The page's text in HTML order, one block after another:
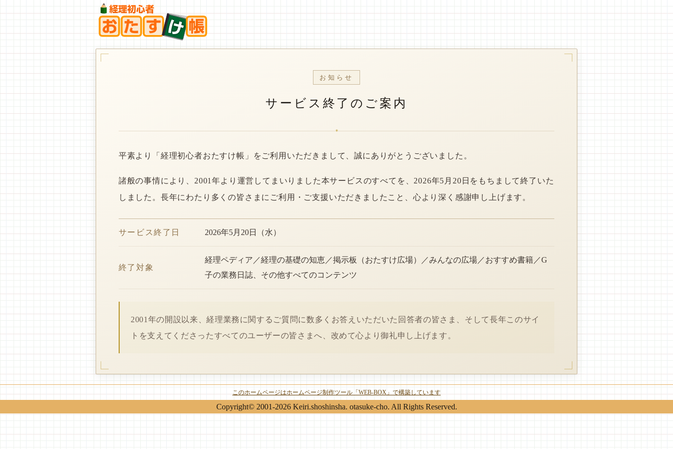
お知らせ
サービス終了のご案内
*
平素より「経理初心者おたすけ帳」をご利用いただきまして、誠にありがとうございました。
諸般の事情により、2001年より運営してまいりました本サービスのすべてを、2026年5月20日をもちまして終了いた
しました。長年にわたり多くの皆さまにご利用・ご支援いただきましたこと、心より深く感謝申し上げます。
サービス終了日 2026年5月20日（水）
終了対象
経理ペディア／経理の基礎の知恵／掲示板（おたすけ広場）／みんなの広場／おすすめ書籍／G
子の業務日誌、その他すべてのコンテンツ
2001年の開設以来、経理業務に関するご質問に数多くお答えいただいた回答者の皆さま、そして長年このサイ
トを支えてくださったすべてのユーザーの皆さまへ、改めて心より御礼申し上げます。
このホームページはホームページ制作ツール「WEB-BOX」で構築しています
Copyright© 2001-2026 Keiri.shoshinsha. otasuke-cho. All Rights Reserved.